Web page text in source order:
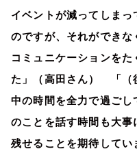
イベントが減ってしま
のですが、それができ
コミュニケーションを
た」（高田さん） 「（
中の時間を全力で過ごし
のことを話す時間も大
残せることを期待して